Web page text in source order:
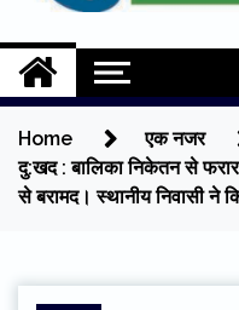
Aapki Aawaz
Home
एक नजर
दु:खद : बालिका निकेतन से फरार
से बरामद। स्थानीय निवासी ने